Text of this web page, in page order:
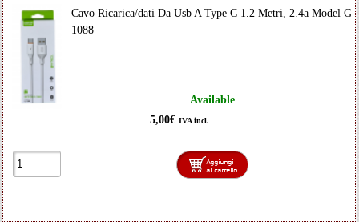
Cavo Ricarica/dati Da Usb A Type C 1.2 Metri, 2.4a Model G
1088
Available
5,00€ IVA incl.